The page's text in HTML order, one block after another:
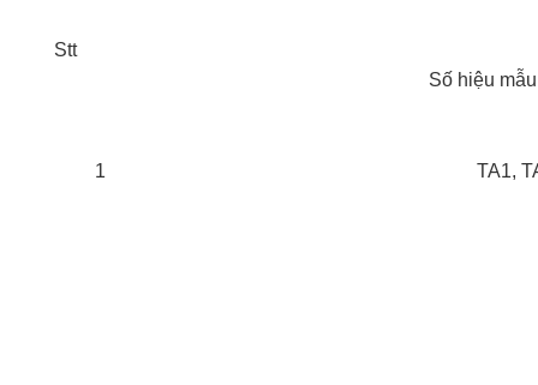
Stt
Số hiệu
1 TA1,